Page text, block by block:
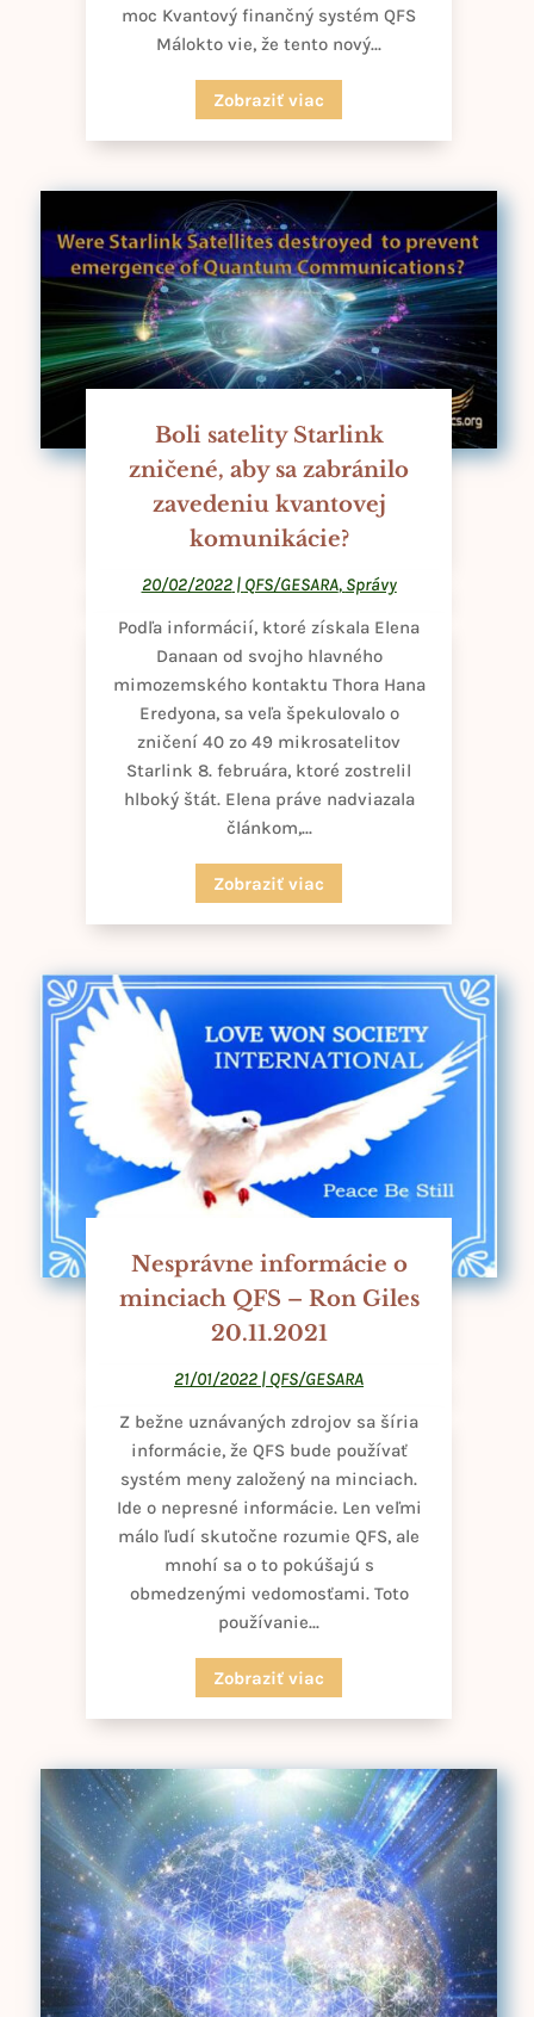
moc Kvantový finančný systém QFS
Málokto vie, že tento nový...
Zobraziť viac
Boli satelity Starlink
zničené, aby sa zabránilo
zavedeniu kvantovej
komunikácie?
20/02/2022| QFS/GESARA, Správy
Podľa informácií, ktoré získala Elena
Danaan od svojho hlavného
mimozemského kontaktu Thora Hana
Eredyona, sa veľa špekulovalo o
zničení 40 zo 49 mikrosatelitov
Starlink 8. februára, ktoré zostrelil
hlboký štát. Elena práve nadviazala
článkom,...
Zobraziť viac
Nesprávne informácie o
minciach QFS – Ron Giles
20.11.2021
21/01/2022 | QFS/GESARA
Z bežne uznávaných zdrojov sa šíria
informácie, že QFS bude používať
systém meny založený na minciach.
Ide o nepresné informácie. Len veľmi
málo ľudí skutočne rozumie QFS, ale
mnohí sa o to pokúšajú s
obmedzenými vedomosťami. Toto
používanie...
Zobraziť viac